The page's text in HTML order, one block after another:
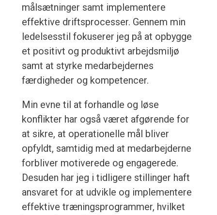
målsætninger samt implementere
effektive driftsprocesser. Gennem min
ledelsesstil fokuserer jeg på at opbygge
et positivt og produktivt arbejdsmiljø
samt at styrke medarbejdernes
færdigheder og kompetencer.
Min evne til at forhandle og løse
konflikter har også været afgørende for
at sikre, at operationelle mål bliver
opfyldt, samtidig med at medarbejderne
forbliver motiverede og engagerede.
Desuden har jeg i tidligere stillinger haft
ansvaret for at udvikle og implementere
effektive træningsprogrammer, hvilket